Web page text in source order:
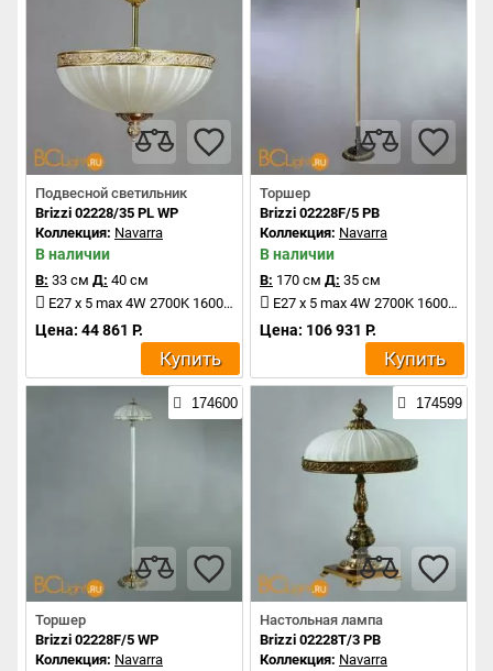
Подвесной светильник
Brizzi 02228/35 PL WP
Коллекция: Navarra
В наличии
В: 33 см Д: 40 см
E27 x 5 max 4W 2700K 1600Lm
Цена: 44 861 Р.
Купить
Торшер
Brizzi 02228F/5 PB
Коллекция: Navarra
В наличии
В: 170 см Д: 35 см
E27 x 5 max 4W 2700K 1600Lm
Цена: 106 931 Р.
Купить
174600
Торшер
Brizzi 02228F/5 WP
Коллекция: Navarra
174599
Настольная лампа
Brizzi 02228T/3 PB
Коллекция: Navarra